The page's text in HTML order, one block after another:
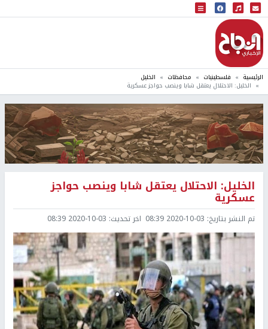
البث المباشر
إذاعة النجاح
الرئيسية فلسطينيات محافظات الخليل
الخليل: الاحتلال يعتقل شابا وينصب حواجز عسكرية
الخليل: الاحتلال يعتقل شابا وينصب حواجز
عسكرية
تم النشر بتاريخ: 2020-10-03 08:39 اخر تحديث: 2020-10-03 08:39